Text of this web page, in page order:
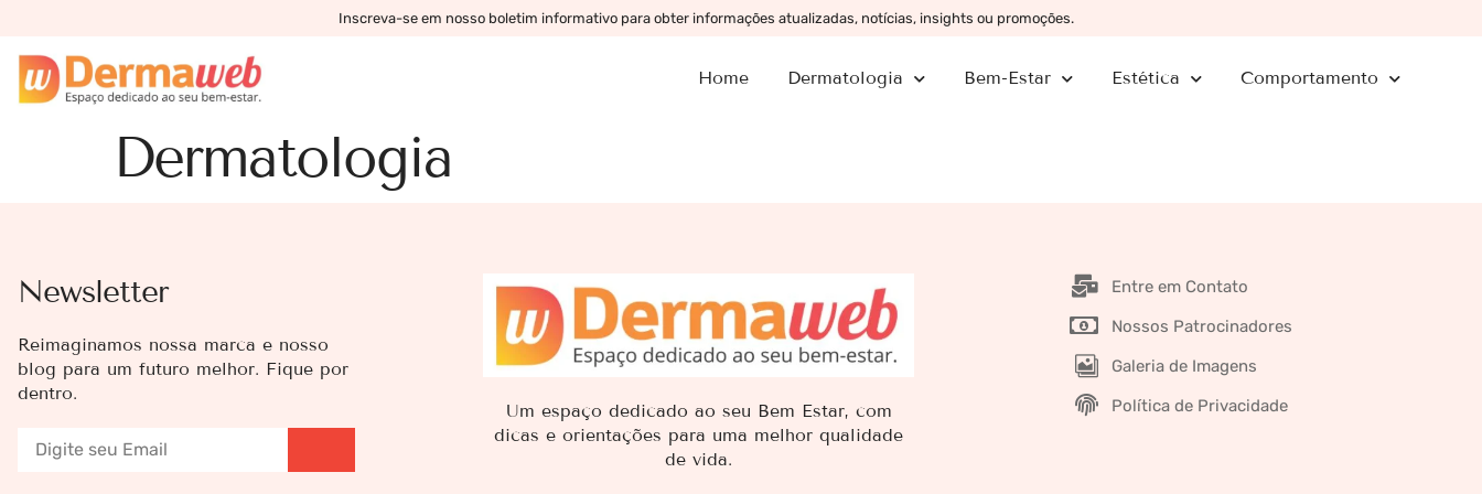
Inscreva-se em nosso boletim informativo para obter informações atualizadas, notícias, insights ou promoções.
Home Dermatologia Bem-Estar Estética Comportamento
Dermatologia
Newsletter
Reimaginamos nossa marca e nosso
blog para um futuro melhor. Fique por
dentro.
Um espaço dedicado ao seu Bem Estar, com
dicas e orientações para uma melhor qualidade
de vida.
Entre em Contato
Nossos Patrocinadores
Galeria de Imagens
Política de Privacidade